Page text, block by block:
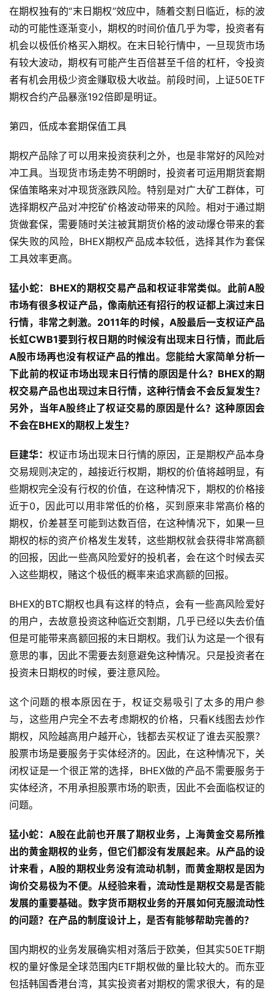
在期权独有的“末日期权”效应中，随着交割日临近，标的波
动的可能性逐渐变小，期权的时间价值几乎为零，投资者有
机会以极低价格买入期权。在末日轮行情中，一旦现货市场
有较大波动，期权有可能产生百倍甚至千倍的杠杆，令投资
者有机会用极少资金赚取极大收益。前段时间，上证50ETF
期权合约产品暴涨192倍即是明证。
第四，低成本套期保值工具
期权产品除了可以用来投资获利之外，也是非常好的风险对
冲工具。当现货市场走势不明朗时，投资者可运用期货套期
保值策略来对冲现货涨跌风险。特别是对广大矿工群体，可
选择期权产品对冲挖矿价格波动带来的风险。相对于通过期
货做套保，需要随时关注被萁期货价格的波动爆仓带来的套
保失败的风险，BHEX期权产品成本较低，选择其作为套保
工具效率更高。
猛小蛇：BHEX的期权交易产品和权证非常类似。此前A股
市场有很多权证产品，像南航还有招行的权证都上演过末日
行情，非常之刺激。2011年的时候，A股最后一支权证产品
长虹CWB1要到行权日期的时候没有出现末日行情，而此后
A股市场再也没有权证产品的推出。您能给大家简单分析一
下此前的权证市场出现末日行情的原因是什么？BHEX的期
权交易产品也出现过末日行情，这种行情会不会反复发生？
另外，当年A股终止了权证交易的原因是什么？这种原因会
不会在BHEX的期权上发生？
巨建华：权证市场出现末日行情的原因，正是期权产品本身
交易规则决定的，越接近行权期，期权的价值将越明显，有
些期权完全没有行权的价值，在这种情况下，期权的价格接
近于0，因此可以用非常低的价格，买到原来非常高价格的
期权，价差甚至可能到达数百倍，在这种情况下，如果一旦
期权的标的资产价格发生发转，这些期权就会获得非常高额
的回报，因此一些高风险爱好的投机者，会在这个时候去买
入这些期权，赌这个极低的概率来追求高额的回报。
BHEX的BTC期权也具有这样的特点，会有一些高风险爱好
的用户，去故意投资这种临近交割期，几乎已经以失去价值
但是可能带来高额回报的末日期权。我们认为这是一个很有
意思的事，因此不需要去刻意避免这种情况。只是投资者在
投资未日期权的时候，要注意风险。
这个问题的根本原因在于，权证交易吸引了太多的用户参
与，这些用户完全不去考虑期权的价格，只看K线图去炒作
期权，风险越高用户越开心，钱都去买权证了谁去买股票？
股票市场是要服务于实体经济的。因此，在这种情况下，关
闭权证是一个很正常的选择，BHEX做的产品不需要服务于
实体经济，不用承担股票市场的职责，因此不会面临权证的
问题。
猛小蛇：A股在此前也开展了期权业务，上海黄金交易所推
出的黄金期权的业务，但它们都没有发展起来。从产品的设
计来看，A股的期权业务没有流动机制，而黄金期权是因为
询价交易极为不便。从经验来看，流动性是期权交易是否能
发展的重要基础。数字货币期权业务的开展如何克服流动性
的问题？在产品的制度设计上，是否有能够帮助完善的？
国内期权的业务发展确实相对落后于欧美，但其实50ETF期
权的量好像是全球范围内ETF期权做的量比较大的。而东亚
包括韩国香港台湾，其实投资者对期权的需求很大，有的是